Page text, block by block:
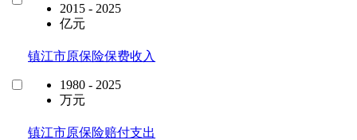
2015 - 2025
亿元
镇江市原保险保费收入
1980 - 2025
万元
镇江市原保险赔付支出